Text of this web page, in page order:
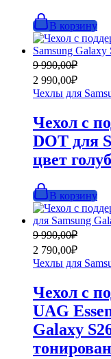
В корзину
9 990,00₽
Первоначальная
цена
составляла
9
2 990,00₽
Текущая
цена:
2
990,00₽.
Чехлы для
Чехол с
DOT для
цвет
В корзину
9 990,00₽
Первоначальная
цена
составляла
9
2 790,00₽
Текущая
цена:
2
790,00₽.
Чехлы для
Чехол с
UAG
Galaxy